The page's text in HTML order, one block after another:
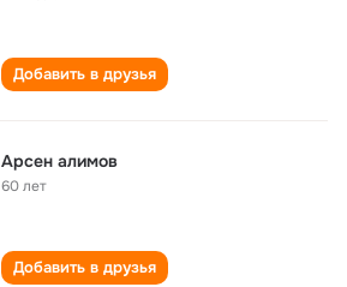
Добавить в друзья
Арсен алимов
60 лет
Добавить в друзья